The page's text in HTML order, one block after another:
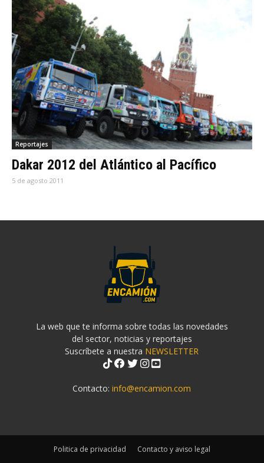
Reportajes
Dakar 2012 del Atlántico al Pacífico
5 de agosto 2011
La web que te informa sobre todas las novedades
del sector, noticias y reportajes
Suscríbete a nuestra NEWSLETTER
Contacto:info@encamion.com
Politica de privacidad Contacto y aviso legal